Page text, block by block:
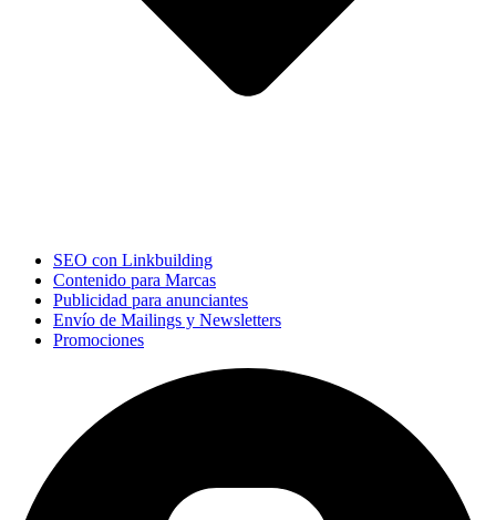
SEO con Linkbuilding
Contenido para Marcas
Publicidad para anunciantes
Envío de Mailings y Newsletters
Promociones